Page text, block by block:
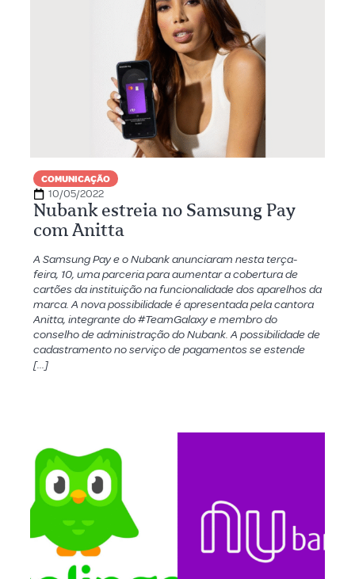
COMUNICAÇÃO
10/05/2022
Nubank estreia no Samsung Pay
com Anitta
A Samsung Pay e o Nubank anunciaram nesta terça-
feira, 10, uma parceria para aumentar a cobertura de
cartões da instituição na funcionalidade dos aparelhos da
marca. A nova possibilidade é apresentada pela cantora
Anitta, integrante do #TeamGalaxy e membro do
conselho de administração do Nubank. A possibilidade de
cadastramento no serviço de pagamentos se estende
[…]